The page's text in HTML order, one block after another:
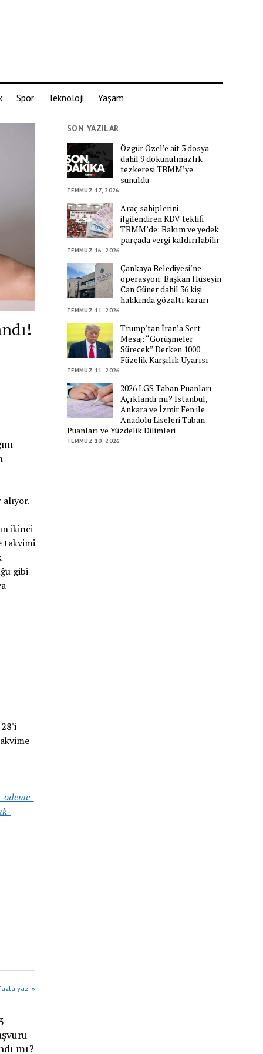
Spor Teknoloji Yaşam
ikinci
takvimi
gibi
yazı »
mı?
SON YAZILAR
Özgür Özel’e ait 3 dosya
dahil 9 dokunulmazlık
tezkeresi TBMM’ye
sunuldu
TEMMUZ 17, 2026
Araç sahiplerini
ilgilendiren KDV teklifi
TBMM’de: Bakım ve yedek
parçada vergi kaldırılabilir
TEMMUZ 16, 2026
Çankaya Belediyesi’ne
operasyon: Başkan Hüseyin
Can Güner dahil 36 kişi
hakkında gözaltı kararı
TEMMUZ 11, 2026
Trump’tan İran’a Sert
Mesaj: “Görüşmeler
Sürecek” Derken 1000
Füzelik Karşılık Uyarısı
TEMMUZ 11, 2026
2026 LGS Taban Puanları
Açıklandı mı? İstanbul,
Ankara ve İzmir Fen ile
Anadolu Liseleri Taban
Puanları ve Yüzdelik Dilimleri
TEMMUZ 10, 2026